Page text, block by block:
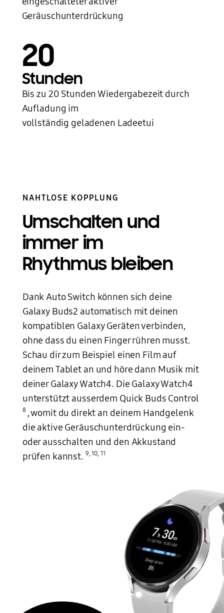
Geräuschunterdrückung
20
Stunden
Bis zu 20 Stunden Wiedergabezeit durch
Aufladung im
vollständig geladenen Ladeetui
NAHTLOSE KOPPLUNG
Umschalten und
immer im
Rhythmus bleiben
Dank Auto Switch können sich deine
Galaxy Buds2 automatisch mit deinen
kompatiblen Galaxy Geräten verbinden,
ohne dass du einen Finger rühren musst.
Schau dir zum Beispiel einen Film auf
deinem Tablet an und höre dann Musik mit
deiner Galaxy Watch4. Die Galaxy Watch4
unterstützt ausserdem Quick Buds Control
8 , womit du direkt an deinem Handgelenk
die aktive Geräuschunterdrückung ein-
oder ausschalten und den Akkustand
prüfen kannst. 9,10, 11